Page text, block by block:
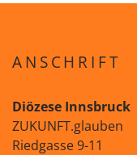
ANSCHRIFT
Diözese Innsbruck
ZUKUNFT.glauben
Riedgasse 9-11